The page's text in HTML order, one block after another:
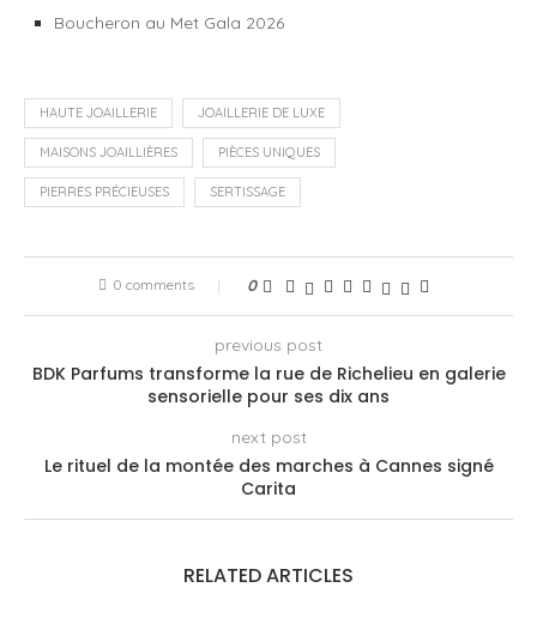
Boucheron au Met Gala 2026
HAUTE JOAILLERIE JOAILLERIE DE LUXE
MAISONS JOAILLIÈRES PIÈCES UNIQUES
PIERRES PRÉCIEUSES SERTISSAGE
0 comments 0
previous post
BDK Parfums transforme la rue de Richelieu en galerie
sensorielle pour ses dix ans
next post
Le rituel de la montée des marches à Cannes signé
Carita
RELATED ARTICLES